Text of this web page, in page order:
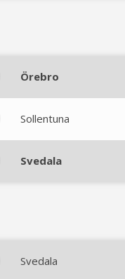
Örebro
Sollentuna
Svedala
Svedala